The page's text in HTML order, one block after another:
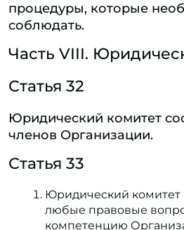
процедуры, которые
соблюдать.
Часть VIII.
Статья 32
Юридический комитет
членов Организации.
Статья 33
Юридический комитет
любые правовые
компетенцию